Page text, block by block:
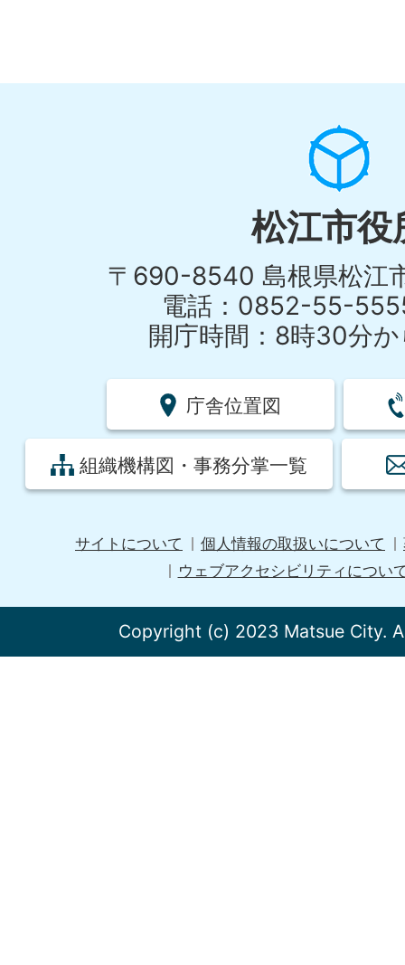
松江市役
〒690-8540 島根県松江
電話：0852-55-
開庁時間：8時30分
庁舎位置図
組織機構図・事務分掌一覧
サイトについて 個人情報の取扱いについて
ウェブアクセシビリティについ
Copyright (c) 2023 Matsue City.